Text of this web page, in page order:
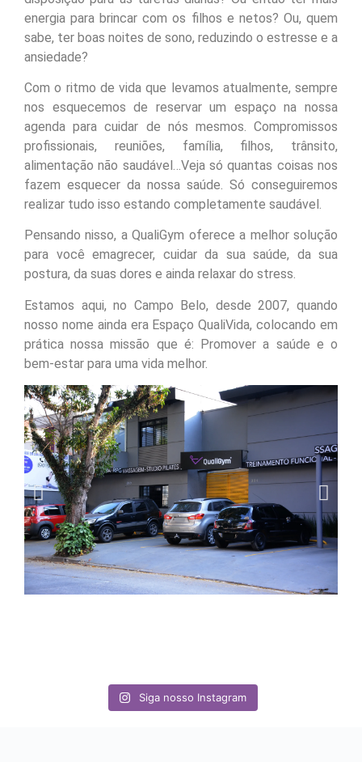
energia para brincar com os filhos e netos? Ou, quem
sabe, ter boas noites de sono, reduzindo o estresse e a
ansiedade?
Com o ritmo de vida que levamos atualmente, sempre
nos esquecemos de reservar um espaço na nossa
agenda para cuidar de nós mesmos. Compromissos
profissionais, reuniões, família, filhos, trânsito,
alimentação não saudável…Veja só quantas coisas nos
fazem esquecer da nossa saúde. Só conseguiremos
realizar tudo isso estando completamente saudável.
Pensando nisso, a QualiGym oferece a melhor solução
para você emagrecer, cuidar da sua saúde, da sua
postura, da suas dores e ainda relaxar do stress.
Estamos aqui, no Campo Belo, desde 2007, quando
nosso nome ainda era Espaço QualiVida, colocando em
prática nossa missão que é: Promover a saúde e o
bem-estar para uma vida melhor.
Siga nosso Instagram